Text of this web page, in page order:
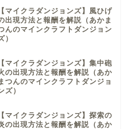
【マイクラダンジョンズ】風ひげ
出現方法と報酬を解説（あかま
んのマインクラフトダンジョン
）
【マイクラダンジョンズ】集中砲
の出現方法と報酬を解説（あか
つんのマインクラフトダンジョ
ズ）
【マイクラダンジョンズ】探索の
の出現方法と報酬を解説（あか